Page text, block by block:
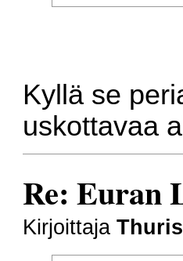
Kyllä se
uskottavaa
Re: Euran
Kirjoittaja